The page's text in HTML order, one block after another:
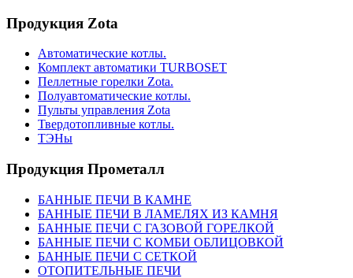
Продукция Zota
Автоматические котлы.
Комплект автоматики TURBOSET
Пеллетные горелки Zota.
Полуавтоматические котлы.
Пульты управления Zota
Твердотопливные котлы.
ТЭНы
Продукция Прометалл
БАННЫЕ ПЕЧИ В КАМНЕ
БАННЫЕ ПЕЧИ В ЛАМЕЛЯХ ИЗ КАМНЯ
БАННЫЕ ПЕЧИ С ГАЗОВОЙ ГОРЕЛКОЙ
БАННЫЕ ПЕЧИ С КОМБИ ОБЛИЦОВКОЙ
БАННЫЕ ПЕЧИ С СЕТКОЙ
ОТОПИТЕЛЬНЫЕ ПЕЧИ